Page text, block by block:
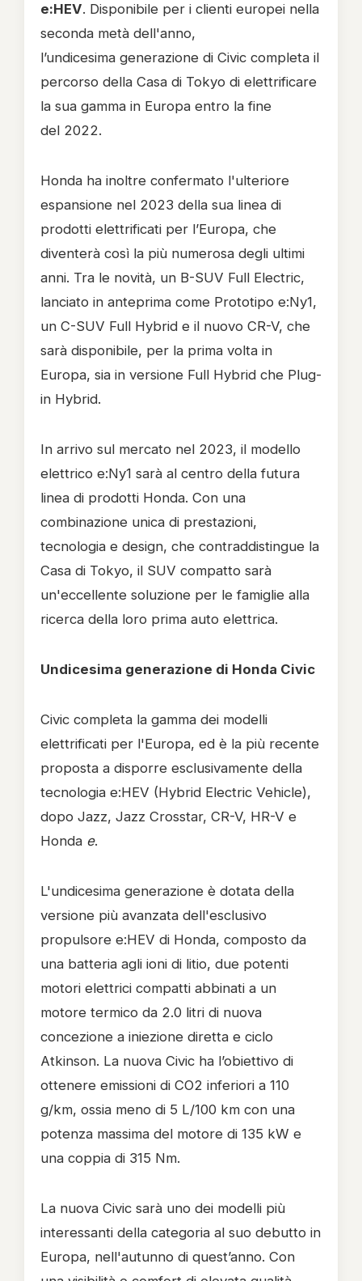
e:HEV. Disponibile per i clienti europei nella
seconda metà dell'anno,
l’undicesima generazione di Civic completa il
percorso della Casa di Tokyo di elettrificare
la sua gamma in Europa entro la fine
del 2022.
Honda ha inoltre confermato l'ulteriore
espansione nel 2023 della sua linea di
prodotti elettrificati per l’Europa, che
diventerà così la più numerosa degli ultimi
anni. Tra le novità, un B-SUV Full Electric,
lanciato in anteprima come Prototipo e:Ny1,
un C-SUV Full Hybrid e il nuovo CR-V, che
sarà disponibile, per la prima volta in
Europa, sia in versione Full Hybrid che Plug-
in Hybrid.
In arrivo sul mercato nel 2023, il modello
elettrico e:Ny1 sarà al centro della futura
linea di prodotti Honda. Con una
combinazione unica di prestazioni,
tecnologia e design, che contraddistingue la
Casa di Tokyo, il SUV compatto sarà
un'eccellente soluzione per le famiglie alla
ricerca della loro prima auto elettrica.
Undicesima generazione di Honda Civic
Civic completa la gamma dei modelli
elettrificati per l'Europa, ed è la più recente
proposta a disporre esclusivamente della
tecnologia e:HEV (Hybrid Electric Vehicle),
dopo Jazz, Jazz Crosstar, CR-V, HR-V e
Honda e.
L'undicesima generazione è dotata della
versione più avanzata dell'esclusivo
propulsore e:HEV di Honda, composto da
una batteria agli ioni di litio, due potenti
motori elettrici compatti abbinati a un
motore termico da 2.0 litri di nuova
concezione a iniezione diretta e ciclo
Atkinson. La nuova Civic ha l’obiettivo di
ottenere emissioni di CO2 inferiori a 110
g/km, ossia meno di 5 L/100 km con una
potenza massima del motore di 135 kW e
una coppia di 315 Nm.
La nuova Civic sarà uno dei modelli più
interessanti della categoria al suo debutto in
Europa, nell'autunno di quest’anno. Con